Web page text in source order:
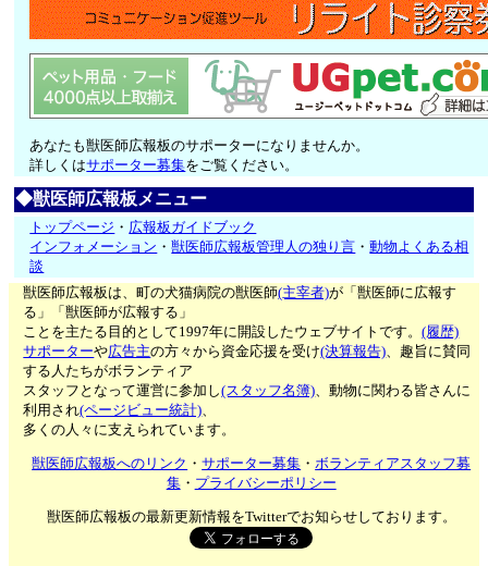
あなたも獣医師広報板のサポーターになりませんか。
詳しくはサポーター募集をご覧ください。
◆獣医師広報板メニュー
トップページ ・ 広報板ガイドブック
インフォメーション ・獣医師広報板管理人の独り言 ・動物よくある相
談
獣医師広報板は、町の犬猫病院の獣医師(主宰者)が「獣医師に広報す
る」「獣医師が広報する」
ことを主たる目的として1997年に開設したウェブサイトです。(履歴)
サポーターや広告主の方々から資金応援を受け(決算報告)、趣旨に賛同
する人たちがボランティア
スタッフとなって運営に参加し(スタッフ名簿)、動物に関わる皆さんに
利用され(ページビュー統計)、
多くの人々に支えられています。
獣医師広報板へのリンク ・サポーター募集 ・ボランティアスタッフ募
集・ プライバシーポリシー
獣医師広報板の最新更新情報をTwitterでお知らせしております。